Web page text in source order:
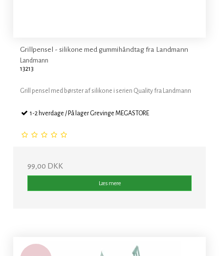
Grillpensel - silikone med gummihåndtag fra Landmann
Landmann
13213
Grill pensel med børster af silikone i serien Quality fra Landmann
1-2 hverdage / På lager Grevinge MEGASTORE
99,00 DKK
Læs mere